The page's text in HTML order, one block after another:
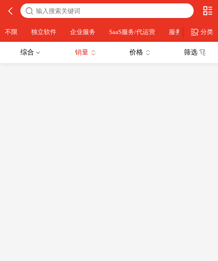
不限 独立软件 企业服务 SaaS服务/代运营 服务器运维 分类
综合 销量 价格 筛选